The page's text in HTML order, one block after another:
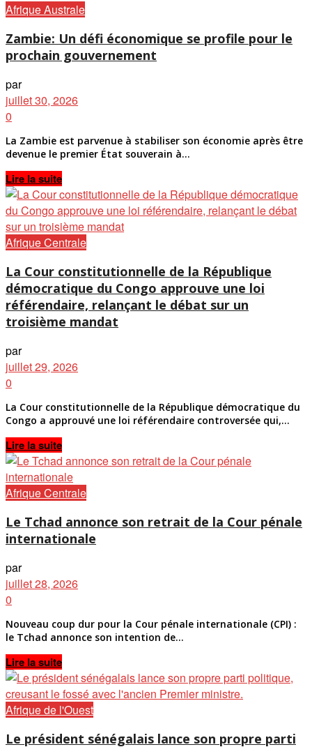
Afrique Australe
Zambie: Un défi économique se profile pour le
prochain gouvernement
par
juillet 30, 2026
0
La Zambie est parvenue à stabiliser son économie après être
devenue le premier État souverain à...
Lire la suiteDetails
Afrique Centrale
La Cour constitutionnelle de la République
démocratique du Congo approuve une loi
référendaire, relançant le débat sur un
troisième mandat
par
juillet 29, 2026
0
La Cour constitutionnelle de la République démocratique du
Congo a approuvé une loi référendaire controversée qui,...
Lire la suiteDetails
Afrique Centrale
Le Tchad annonce son retrait de la Cour pénale
internationale
par
juillet 28, 2026
0
Nouveau coup dur pour la Cour pénale internationale (CPI) :
le Tchad annonce son intention de...
Lire la suiteDetails
Afrique de l'Ouest
Le président sénégalais lance son propre parti